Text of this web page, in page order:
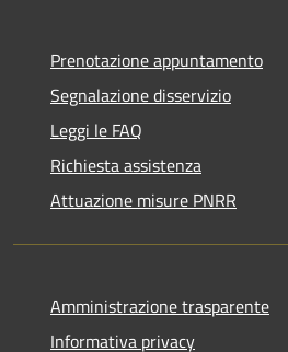
Prenotazione appuntamento
Segnalazione disservizio
Leggi le FAQ
Richiesta assistenza
Attuazione misure PNRR
Amministrazione trasparente
Informativa privacy